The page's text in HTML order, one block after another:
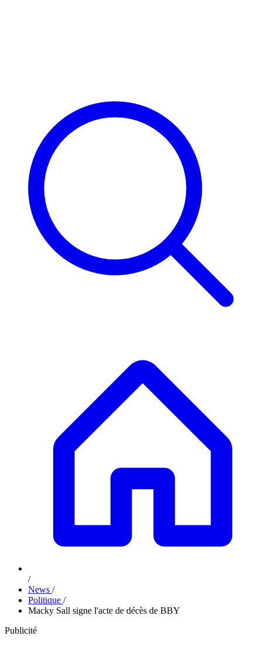
/
News /
Politique /
Macky Sall signe l'acte de décès de BBY
Publicité